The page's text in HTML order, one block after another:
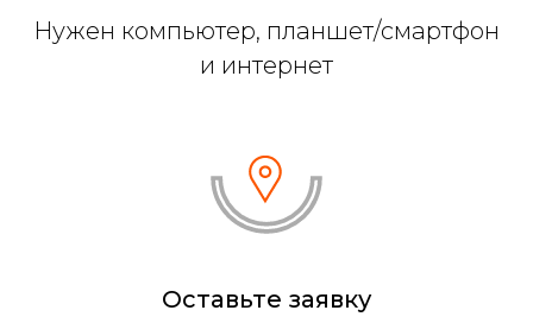
Нужен компьютер, планшет/смартфон
и интернет
Оставьте заявку